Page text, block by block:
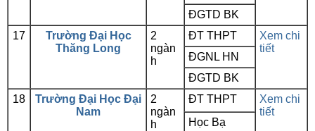
ĐGTD BK
17
Trường Đại Học
Thăng Long
2
ngàn
h
ĐT THPT
Xem chi
tiết
ĐGNL HN
ĐGTD BK
18
Trường Đại Học Đại
Nam
2
ngàn
h
ĐT THPT
Xem chi
tiết
Học Bạ